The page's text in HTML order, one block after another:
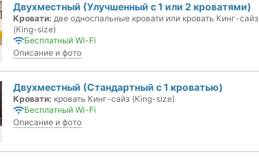
Двухместный (Улучшенный с 1 или 2 кроватями)
Кровати: две односпальные кровати или кровать Кинг-сайз
(King-size)
Бесплатный Wi-Fi
Описание и фото
Двухместный (Стандартный с 1 кроватью)
Кровати: кровать Кинг-сайз (King-size)
Бесплатный Wi-Fi
Описание и фото